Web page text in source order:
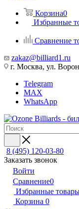
Корзина0
Избранные
Сравнение
zakaz@billiard1.ru
г. Москва, ул.
Telegram
MAX
WhatsApp
8 (495) 120-03-80
Заказать звонок
Войти
Сравнение0
Избранные
Корзина 0